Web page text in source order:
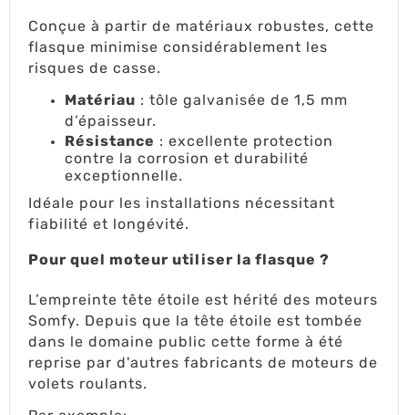
Conçue à partir de matériaux robustes, cette
flasque minimise considérablement les
risques de casse.
Matériau : tôle galvanisée de 1,5 mm
d’épaisseur.
Résistance : excellente protection
contre la corrosion et durabilité
exceptionnelle.
Idéale pour les installations nécessitant
fiabilité et longévité.
Pour quel moteur utiliser la flasque ?
L’empreinte tête étoile est hérité des moteurs
Somfy. Depuis que la tête étoile est tombée
dans le domaine public cette forme à été
reprise par d'autres fabricants de moteurs de
volets roulants.